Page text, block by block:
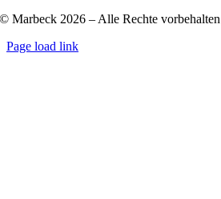
© Marbeck 2026 – Alle Rechte vorbehalten
Page load link